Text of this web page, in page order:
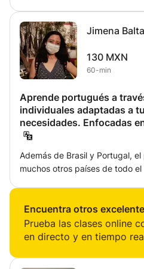
y la cultura lusófona. Variante
Jimena
130 MXN
60-min
Aprende portugués a
individuales adaptadas a
necesidades. Enfocadas
Además de Brasil y Portugal,
muchos otros países de todo
alrededor del mundo. Sin
aprenden portugués como
clases obtendrás elementos
idioma y conocerás la cultura
Encuentra otros
Prueba las clases online
en directo y en tiempo